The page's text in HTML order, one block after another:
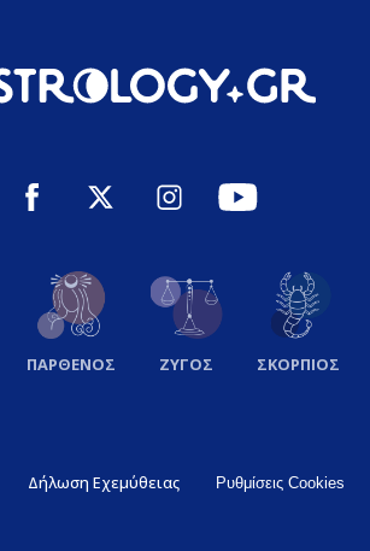
ΠΑΡΘΕΝΟΣ ΖΥΓΟΣ ΣΚΟΡΠΙΟΣ
Δήλωση Εχεμύθειας Ρυθμίσεις Cookies